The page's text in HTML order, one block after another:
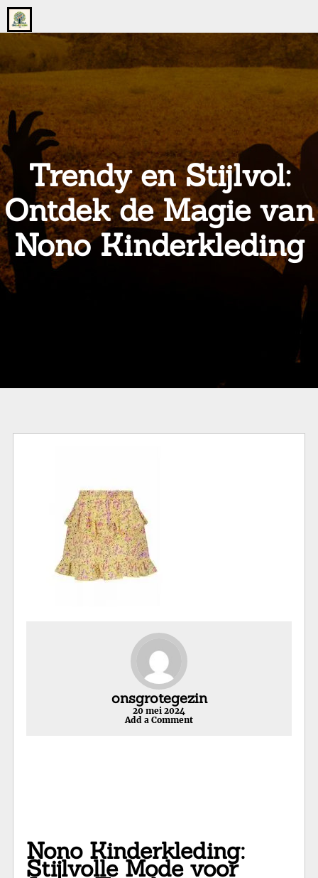
Go
to
home
page
onsgrotegezin.nl
Trendy en Stijlvol:
Ontdek de Magie van
Nono Kinderkleding
onsgrotegezin
20 mei 2024
Add a Comment
Nono Kinderkleding:
Stijlvolle Mode voor